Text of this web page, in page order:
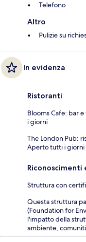
Telefono
Altro
Pulizie su
In evidenza
Ristoranti
Blooms Cafe: bar
i giorni
The London Pub:
Aperto tutti i giorni
Riconoscimenti
Struttura con
Questa struttura
(Foundation for
l'impatto della
ambiente,